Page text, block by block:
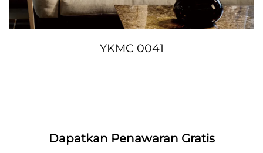
YKMC 0041
Dapatkan Penawaran Gratis